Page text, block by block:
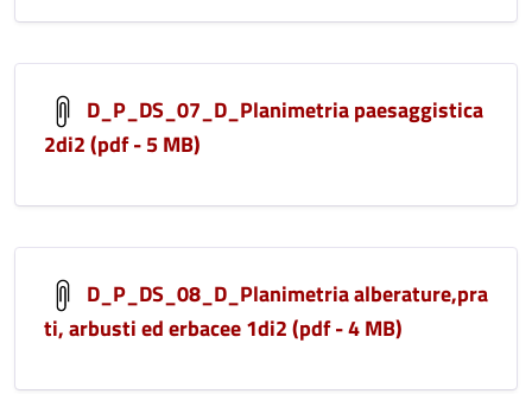
D_P_DS_07_D_Planimetria paesaggistica
2di2 (pdf - 5 MB)
D_P_DS_08_D_Planimetria alberature,pra
ti, arbusti ed erbacee 1di2 (pdf - 4 MB)